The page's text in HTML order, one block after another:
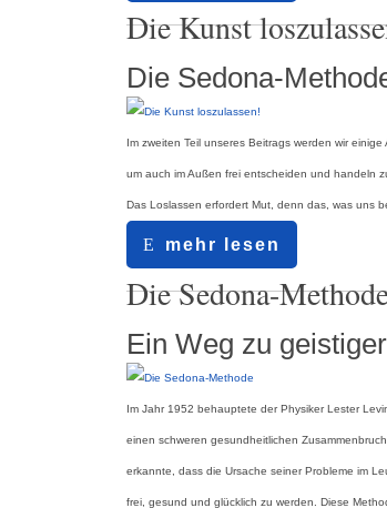
Die Kunst
Die Sedona-
Im zweiten Teil unseres Beitrags werden wir
um auch im Außen frei entscheiden und handeln
Das Loslassen erfordert Mut, denn das, was uns
mehr lesen
Die Sedona-
Ein Weg zu
17.10.2024
Im Jahr 1952 behauptete der Physiker Lester
einen schweren gesundheitlichen
erkannte, dass die Ursache seiner Probleme im
frei, gesund und glücklich zu werden. Diese